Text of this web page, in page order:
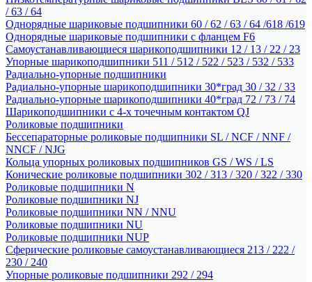
/ 63 / 64
Однорядные шариковые подшипники 60 / 62 / 63 / 64 /618 /619
Однорядные шариковые подшипники с фланцем F6
Самоустанавливающиеся шарикоподшипники 12 / 13 / 22 / 23
Упорные шарикоподшипники 511 / 512 / 522 / 523 / 532 / 533
Радиально-упорные подшипники
Радиально-упорные шарикоподшипники 30*град 30 / 32 / 33
Радиально-упорные шарикоподшипники 40*град 72 / 73 / 74
Шарикоподшипники с 4-х точечным контактом QJ
Роликовые подшипники
Бессепараторные роликовые подшипники SL / NCF / NNF /
NNCF / NJG
Кольца упорных роликовых подшипников GS / WS / LS
Конические роликовые подшипники 302 / 313 / 320 / 322 / 330
Роликовые подшипники N
Роликовые подшипники NJ
Роликовые подшипники NN / NNU
Роликовые подшипники NU
Роликовые подшипники NUP
Сферические роликовые самоустанавливающиеся 213 / 222 /
230 / 240
Упорные роликовые подшипники 292 / 294